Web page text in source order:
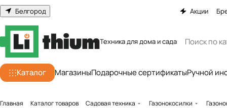
Белгород Акции
Техника для дома и сада
Каталог МагазиныПодарочные сертификатыРучной
Главная Каталог товаров Садовая техника Газонокосилки